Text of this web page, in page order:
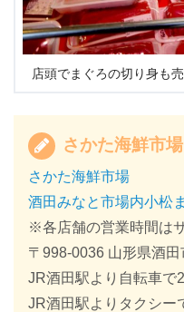
店頭でまぐろの切り身も
さかた海鮮市場
さかた海鮮市場
酒田みなと市場内小松
※各店舗の営業時間は
〒998-0036 山形県酒
JR酒田駅より自転車で
JR酒田駅よりタクシー